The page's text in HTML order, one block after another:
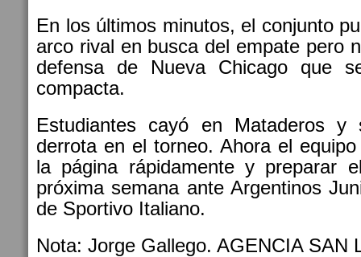
En los últimos minutos, el conjunto
arco rival en busca del empate pero
defensa de Nueva Chicago que
compacta.
Estudiantes cayó en Mataderos y
derrota en el torneo. Ahora el
la página rápidamente y preparar
próxima semana ante Argentinos
de Sportivo Italiano.
Nota: Jorge Gallego. AGENCIA SAN